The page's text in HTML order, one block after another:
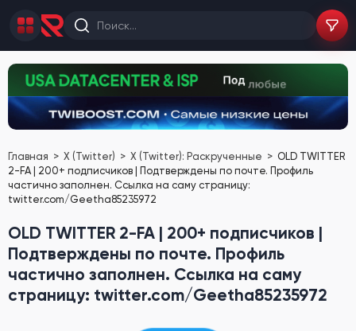
Главная X (Twitter) X (Twitter): Раскрученные
OLD TWITTER
2-FA | 200+ подписчиков | Подтверждены по почте. Профиль
частично заполнен. Ссылка на саму страницу:
twitter.com/Geetha85235972
OLD TWITTER 2-FA | 200+ подписчиков |
Подтверждены по почте. Профиль
частично заполнен. Ссылка на саму
страницу: twitter.com/Geetha85235972